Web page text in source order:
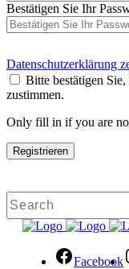
Bestätigen Sie Ihr
Datenschutzerklärung
Bitte bestätigen
zustimmen.
Only fill in if you are
Facebook